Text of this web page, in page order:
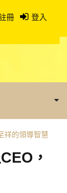
冊 登入
祥的領導智慧
，